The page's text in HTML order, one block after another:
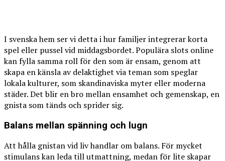
I svenska hem ser vi detta i hur familjer integrerar korta
spel eller pussel vid middagsbordet. Populära slots online
kan fylla samma roll för den som är ensam, genom att
skapa en känsla av delaktighet via teman som speglar
lokala kulturer, som skandinaviska myter eller moderna
städer. Det blir en bro mellan ensamhet och gemenskap, en
gnista som tänds och sprider sig.
Balans mellan spänning och lugn
Att hålla gnistan vid liv handlar om balans. För mycket
stimulans kan leda till utmattning, medan för lite skapar